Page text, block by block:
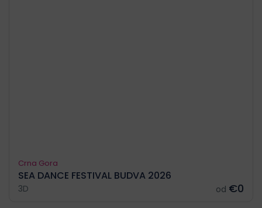
Crna Gora
SEA DANCE FESTIVAL BUDVA 2026
3D od €0